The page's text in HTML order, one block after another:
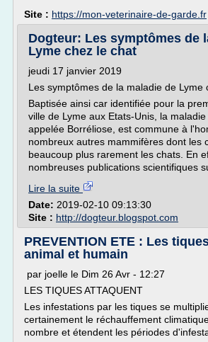
Site : https://mon-veterinaire-de-garde.fr
Dogteur: Les symptômes de
Lyme chez le chat
jeudi 17 janvier 2019
Les symptômes de la maladie de Lyme
Baptisée ainsi car identifiée pour la
ville de Lyme aux Etats-Unis, la
appelée Borréliose, est commune à
nombreux autres mammifères dont les
beaucoup plus rarement les chats. En
nombreuses publications scientifiques
Lire la suite
Date: 2019-02-10 09:13:30
Site : http://dogteur.blogspot.com
PREVENTION ETE : Les
animal et humain
par joelle le Dim 26 Avr - 12:27
LES TIQUES ATTAQUENT
Les infestations par les tiques se
certainement le réchauffement
nombre et étendent les périodes